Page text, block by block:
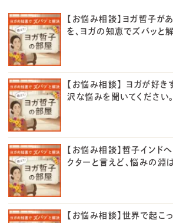
【お悩み相談】ヨガ哲子が
を、ヨガの知恵でズバッと解
【お悩み相談】 ヨガが好き
沢な悩みを聞いてください。
【お悩み相談】哲子インド
クターと言えど、悩みの淵
【お悩み相談】世界で起こ